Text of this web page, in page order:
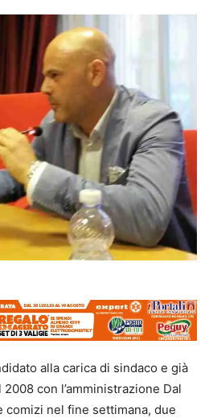
alla carica di sindaco e già
con l’amministrazione Dal
comizi nel fine settimana, due